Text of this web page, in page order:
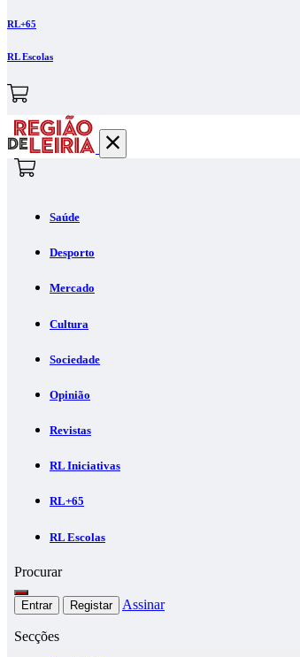
RL+65
RL Escolas
Saúde
Desporto
Mercado
Cultura
Sociedade
Opinião
Revistas
RL Iniciativas
RL+65
RL Escolas
Procurar
Entrar Registar Assinar
Secções